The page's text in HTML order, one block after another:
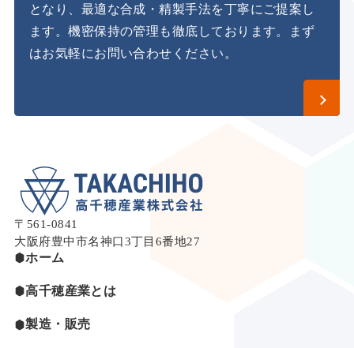
となり、最適な合成・精製手法を丁寧にご提案し
ます。機密保持の管理も徹底しております。まず
はお気軽にお問い合わせください。
〒561-0841
大阪府豊中市名神口3丁目6番地27
ホーム
高千穂産業とは
製造・販売